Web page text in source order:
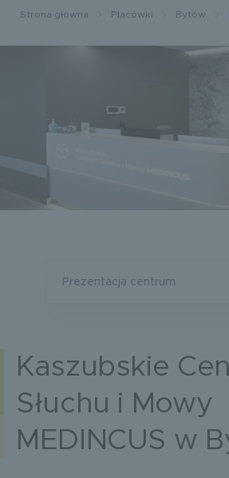
Strona główna Placówki Bytów
prezentacja centrum
Kaszubskie
Słuchu i Mowy
MEDINCUS w